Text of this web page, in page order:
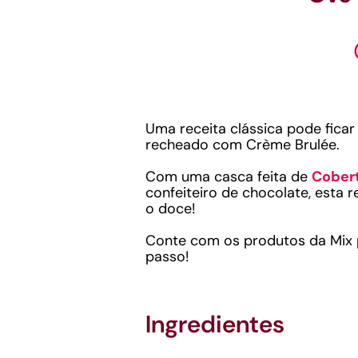
Uma receita clássica pode
recheado com Crème Brulée.
Com uma casca feita de
confeiteiro de chocolate, esta
o doce!
Conte com os produtos da
passo!
Ingredientes